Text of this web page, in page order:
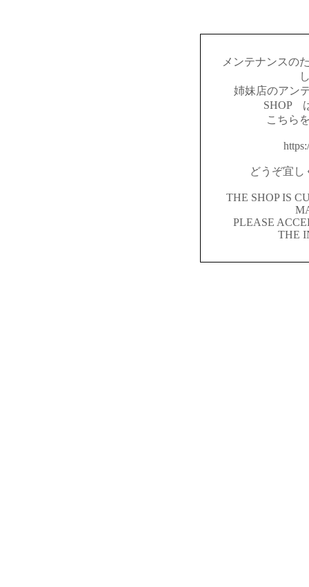
メンテナンスの
姉妹店のアン
SHOP
こちら
どうぞ宜し
THE SHOP IS
PLEASE
THE